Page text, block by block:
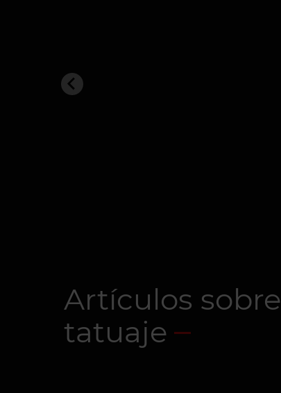
Artículos sobre
tatuaje